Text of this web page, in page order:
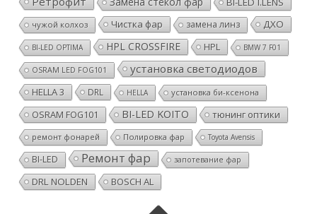
чужой колхоз Чистка фар замена линз ДХО
BI-LED OPTIMA HPL CROSSFIRE HPL BMW 7 F01
OSRAM LED FOG101 установка светодиодов
HELLA 3 DRL HELLA установка би-ксенона
OSRAM FOG101 BI-LED KOITO тюнинг оптики
ремонт фонарей Полировка фар Toyota Avensis
BI-LED Ремонт фар запотевание фар
DRL NOLDEN BOSCH AL